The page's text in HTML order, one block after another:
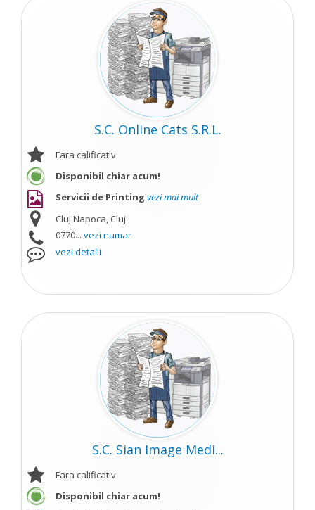
S.C. Online Cats S.R.L.
Fara calificativ
Disponibil chiar acum!
Servicii de Printing vezi mai mult
Cluj Napoca, Cluj
0770... vezi numar
vezi detalii
S.C. Sian Image Medi...
Fara calificativ
Disponibil chiar acum!